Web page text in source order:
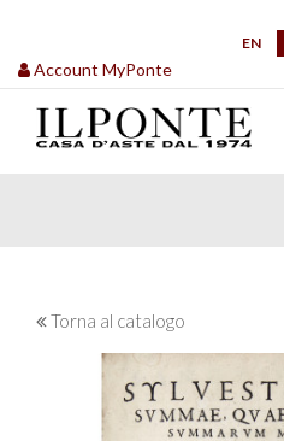
EN
Account MyPonte
Torna al catalogo